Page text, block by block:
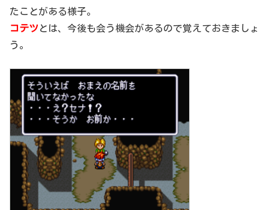
たことがある様子。
コテツとは、今後も会う機会があるので覚えておきましょ
う。